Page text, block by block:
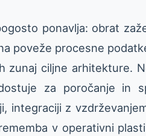
ponavlja: obrat
poveže procesne
zunaj ciljne arhitekture.
za poročanje in
integraciji z
v operativni